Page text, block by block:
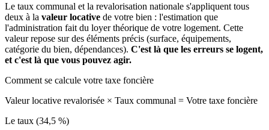
Le taux communal et la revalorisation nationale s'appliquent tous
deux à la valeur locative de votre bien : l'estimation que
l'administration fait du loyer théorique de votre logement. Cette
valeur repose sur des éléments précis (surface, équipements,
catégorie du bien, dépendances). C'est là que les erreurs se logent,
et c'est là que vous pouvez agir.
Comment se calcule votre taxe foncière
Valeur locative revalorisée × Taux communal = Votre taxe foncière
Le taux (34,5 %)